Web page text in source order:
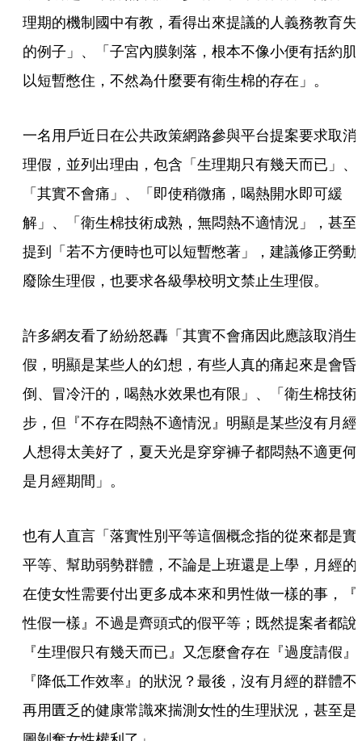
理期的機制國中有教，看得出來提議的人義務教育失
的例子」、「子宮內膜剝落，根本不像小便有括約肌
以短暫憋住，不然為什麼要有衛生棉的存在」。
一名用戶近日在公共政策網路參與平台提案要求取消
理假，並列出理由，包含「生理期只有幾天而已」、
「其實不會痛」、「即使稍微痛，喝熱開水即可緩
解」、「衛生棉技術成熟，無悶熱不適情況」，甚至
提到「若不方便時也可以短暫憋著」，建議修正勞動
廢除生理假，也要求各級學校明文禁止生理假。
許多網友看了紛紛怒轟「其實不會痛因此應該取消生
假，明顯是某些人的幻想，有些人真的痛起來是會昏
倒、冒冷汗的，喝熱水效果也有限」、「衛生棉技術
步，但『不存在悶熱不適情況』明顯是某些沒有月經
人想得太美好了，夏天光是穿穿褲子都悶熱不適更何
是月經期間」。
也有人直言「落實性別平等這個概念指的從來都是實
平等、幫助弱勢群體，不論是上班還是上學，月經的
在使女性需要付出更多成本來和男性做一樣的事，『
性假一樣』不過是齊頭式的假平等；既然提案者都說
『生理假只有幾天而已』又怎麼會存在『過度請假』
『降低工作效率』的狀況？最後，沒有月經的群體不
再用匱乏的健康常識來揣測女性的生理狀況，甚至是